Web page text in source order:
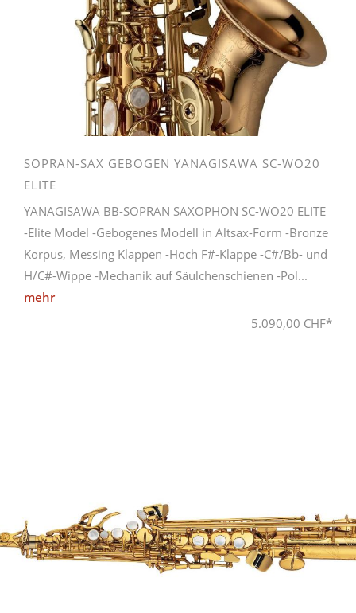
SOPRAN-SAX GEBOGEN YANAGISAWA SC-WO20
ELITE
YANAGISAWA BB-SOPRAN SAXOPHON SC-WO20 ELITE
-Elite Model -Gebogenes Modell in Altsax-Form -Bronze
Korpus, Messing Klappen -Hoch F#-Klappe -C#/Bb- und
H/C#-Wippe -Mechanik auf Säulchenschienen -Pol...
mehr
5.090,00 CHF*